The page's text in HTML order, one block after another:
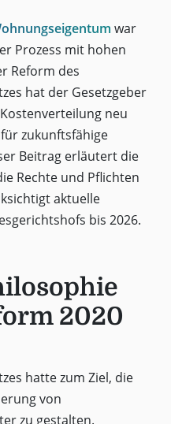
war
Prozess mit hohen
Reform des
hat der Gesetzgeber
neu
zukunftsfähige
Beitrag erläutert die
Rechte und Pflichten
aktuelle
bis 2026.
2020
hatte zum Ziel, die
von
zu gestalten.